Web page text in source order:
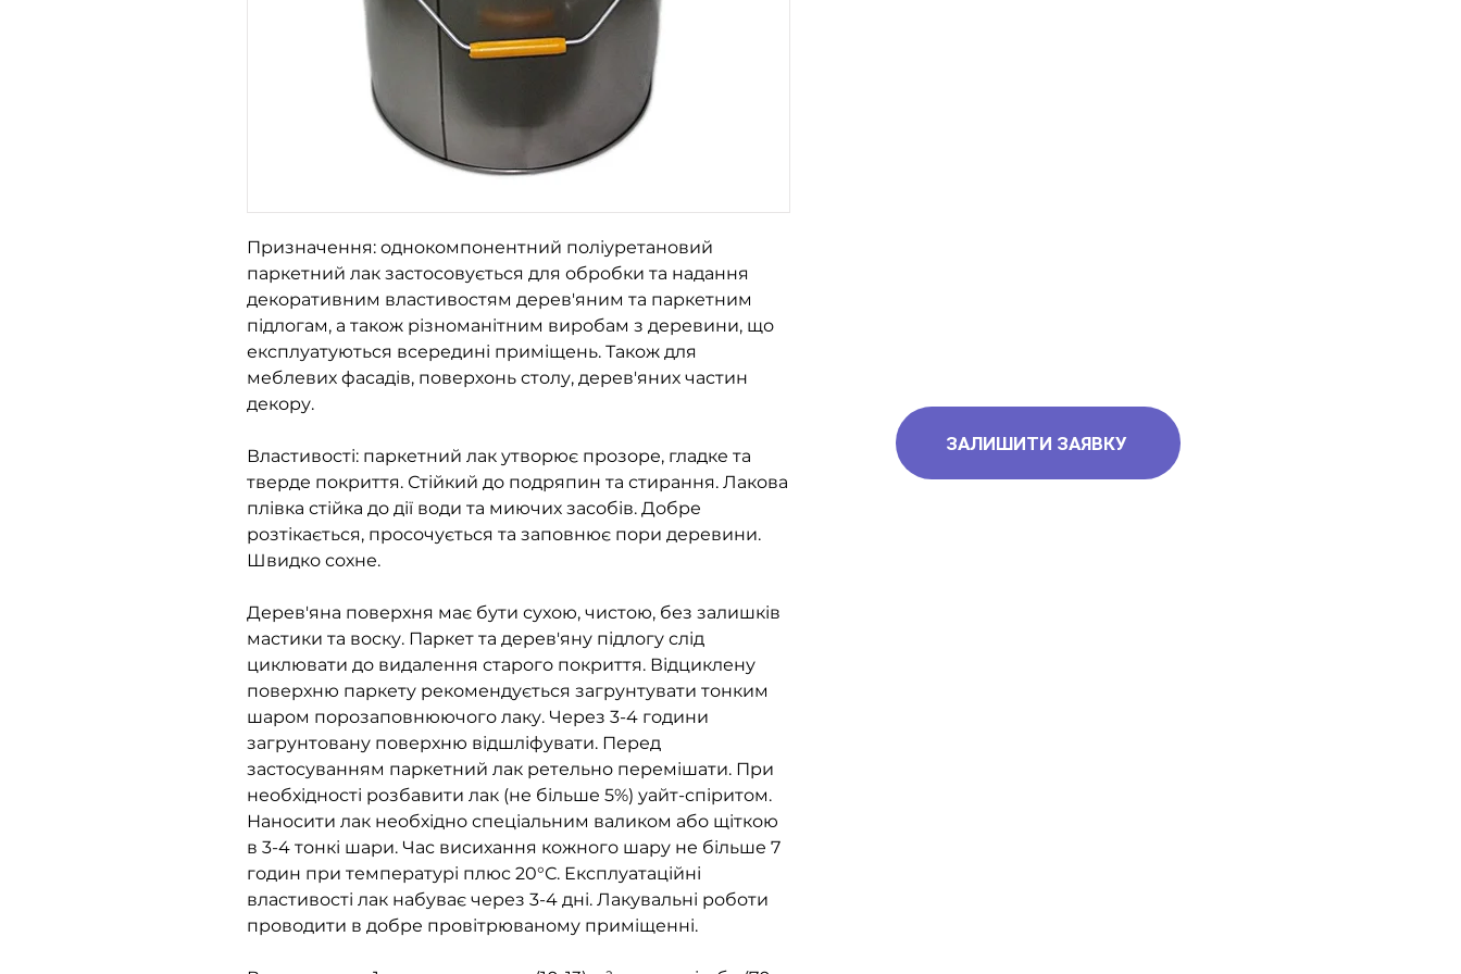
Призначення: однокомпонентний поліуретановий
паркетний лак застосовується для обробки та надання
декоративним властивостям дерев'яним та паркетним
підлогам, а також різноманітним виробам з деревини, що
експлуатуються всередині приміщень. Також для
меблевих фасадів, поверхонь столу, дерев'яних частин
декору.
Властивості: паркетний лак утворює прозоре, гладке та
тверде покриття. Стійкий до подряпин та стирання. Лакова
плівка стійка до дії води та миючих засобів. Добре
розтікається, просочується та заповнює пори деревини.
Швидко сохне.
Дерев'яна поверхня має бути сухою, чистою, без залишків
мастики та воску. Паркет та дерев'яну підлогу слід
циклювати до видалення старого покриття. Відциклену
поверхню паркету рекомендується загрунтувати тонким
шаром порозаповнюючого лаку. Через 3-4 години
загрунтовану поверхню відшліфувати. Перед
застосуванням паркетний лак ретельно перемішати. При
необхідності розбавити лак (не більше 5%) уайт-спіритом.
Наносити лак необхідно спеціальним валиком або щіткою
в 3-4 тонкі шари. Час висихання кожного шару не більше 7
годин при температурі плюс 20°С. Експлуатаційні
властивості лак набуває через 3-4 дні. Лакувальні роботи
проводити в добре провітрюваному приміщенні.
ЗАЛИШИТИ ЗАЯВКУ